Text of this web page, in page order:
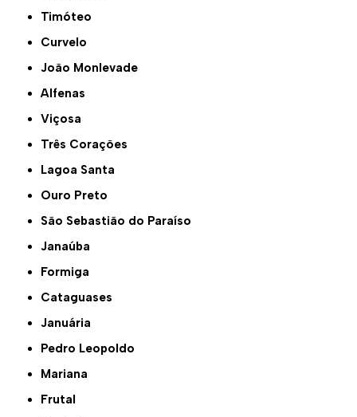
Timóteo
Curvelo
João Monlevade
Alfenas
Viçosa
Três Corações
Lagoa Santa
Ouro Preto
São Sebastião do Paraíso
Janaúba
Formiga
Cataguases
Januária
Pedro Leopoldo
Mariana
Frutal